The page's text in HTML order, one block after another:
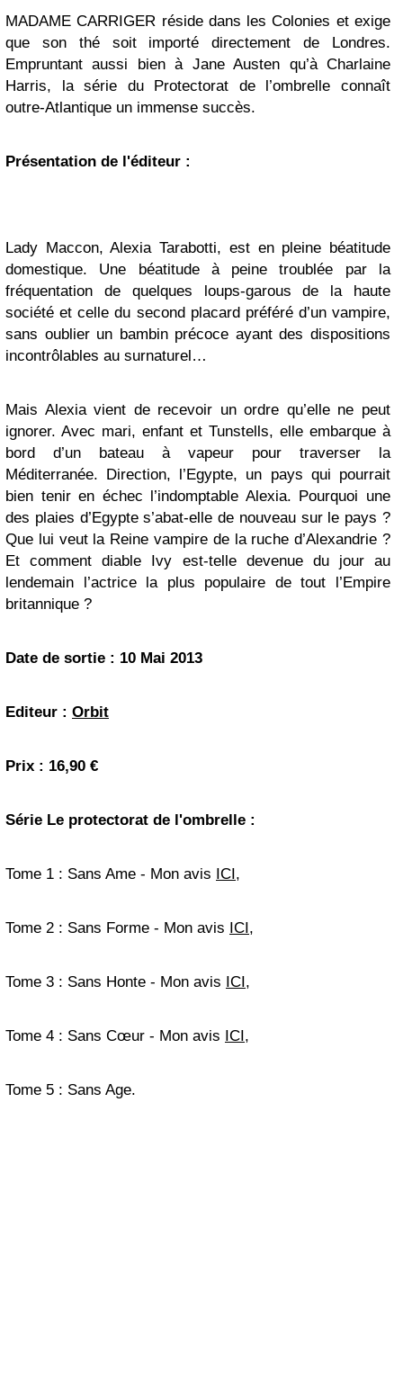
MADAME CARRIGER réside dans les Colonies et exige
que son thé soit importé directement de Londres.
Empruntant aussi bien à Jane Austen qu’à Charlaine
Harris, la série du Protectorat de l’ombrelle connaît
outre-Atlantique un immense succès.
Présentation de l'éditeur :
Lady Maccon, Alexia Tarabotti, est en pleine béatitude
domestique. Une béatitude à peine troublée par la
fréquentation de quelques loups-garous de la haute
société et celle du second placard préféré d’un vampire,
sans oublier un bambin précoce ayant des dispositions
incontrôlables au surnaturel…
Mais Alexia vient de recevoir un ordre qu’elle ne peut
ignorer. Avec mari, enfant et Tunstells, elle embarque à
bord d’un bateau à vapeur pour traverser la
Méditerranée. Direction, l’Egypte, un pays qui pourrait
bien tenir en échec l’indomptable Alexia. Pourquoi une
des plaies d’Egypte s’abat-elle de nouveau sur le pays ?
Que lui veut la Reine vampire de la ruche d’Alexandrie ?
Et comment diable Ivy est-telle devenue du jour au
lendemain l’actrice la plus populaire de tout l’Empire
britannique ?
Date de sortie : 10 Mai 2013
Editeur : Orbit
Prix : 16,90 €
Série Le protectorat de l'ombrelle :
Tome 1 : Sans Ame - Mon avis ICI,
Tome 2 : Sans Forme - Mon avis ICI,
Tome 3 : Sans Honte - Mon avis ICI,
Tome 4 : Sans Cœur - Mon avis ICI,
Tome 5 : Sans Age.